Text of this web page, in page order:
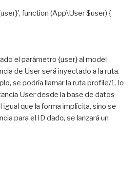
function (App\User $user) {
el parámetro {user} al model
de User será inyectado a la ruta.
se podría llamar la ruta profile/1, lo
User desde la base de datos
igual que la forma implícita, sino se
para el ID dado, se lanzará un